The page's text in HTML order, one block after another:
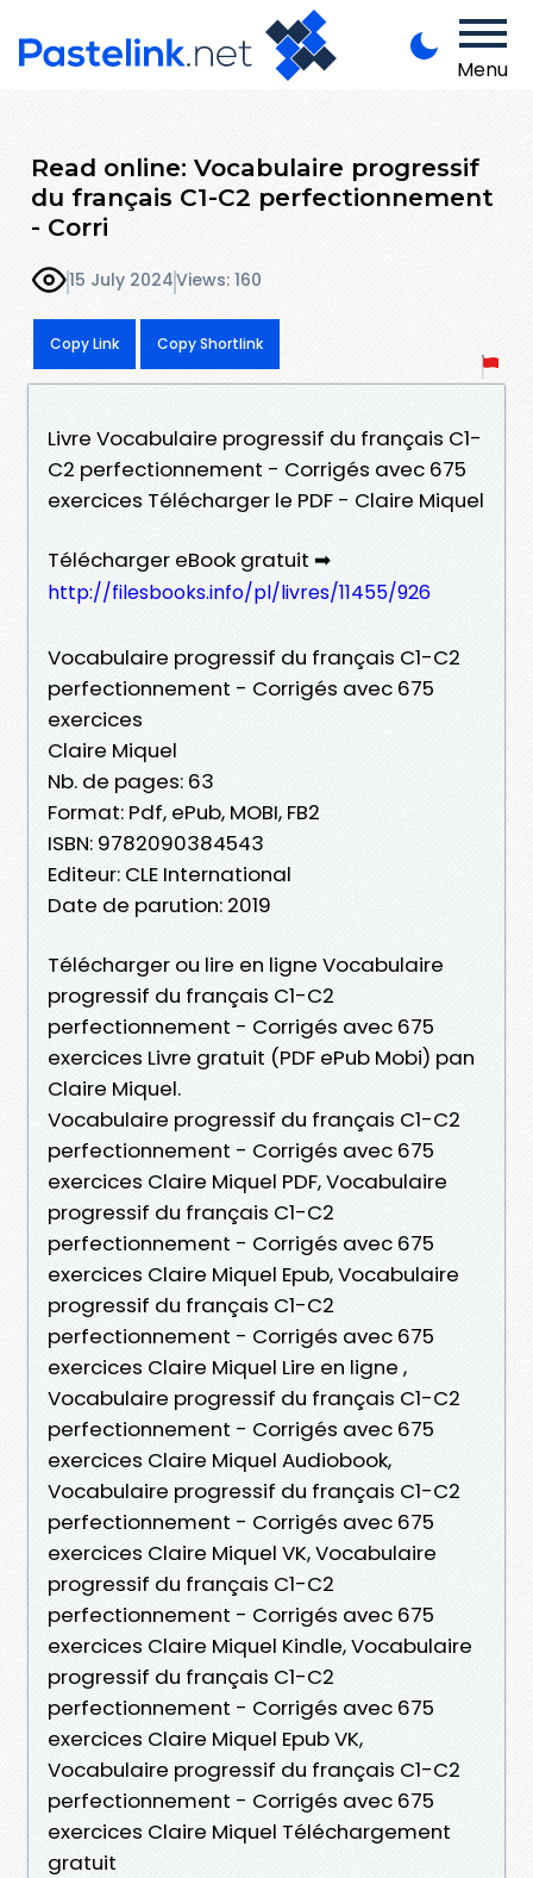
Menu
Read online: Vocabulaire progressif
du français C1-C2 perfectionnement
- Corri
15 July 2024Views: 160
Copy Link Copy Shortlink
Livre Vocabulaire progressif du français C1-
C2 perfectionnement - Corrigés avec 675
exercices Télécharger le PDF - Claire Miquel
Télécharger eBook gratuit ➡
http://filesbooks.info/pl/livres/11455/926
Vocabulaire progressif du français C1-C2
perfectionnement - Corrigés avec 675
exercices
Claire Miquel
Nb. de pages: 63
Format: Pdf, ePub, MOBI, FB2
ISBN: 9782090384543
Editeur: CLE International
Date de parution: 2019
Télécharger ou lire en ligne Vocabulaire
progressif du français C1-C2
perfectionnement - Corrigés avec 675
exercices Livre gratuit (PDF ePub Mobi) pan
Claire Miquel.
Vocabulaire progressif du français C1-C2
perfectionnement - Corrigés avec 675
exercices Claire Miquel PDF, Vocabulaire
progressif du français C1-C2
perfectionnement - Corrigés avec 675
exercices Claire Miquel Epub, Vocabulaire
progressif du français C1-C2
perfectionnement - Corrigés avec 675
exercices Claire Miquel Lire en ligne ,
Vocabulaire progressif du français C1-C2
perfectionnement - Corrigés avec 675
exercices Claire Miquel Audiobook,
Vocabulaire progressif du français C1-C2
perfectionnement - Corrigés avec 675
exercices Claire Miquel VK, Vocabulaire
progressif du français C1-C2
perfectionnement - Corrigés avec 675
exercices Claire Miquel Kindle, Vocabulaire
progressif du français C1-C2
perfectionnement - Corrigés avec 675
exercices Claire Miquel Epub VK,
Vocabulaire progressif du français C1-C2
perfectionnement - Corrigés avec 675
exercices Claire Miquel Téléchargement
gratuit